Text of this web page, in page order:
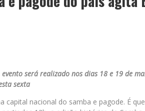
será realizado nos dias 18 e 19 de
sexta
nacional do samba e pagode. É